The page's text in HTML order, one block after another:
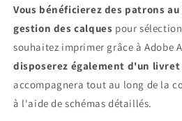
Vous bénéficierez des patrons
gestion des calques pour
souhaitez imprimer grâce à Adobe
disposerez également d'un
accompagnera tout au long de la
à l'aide de schémas détaillés.